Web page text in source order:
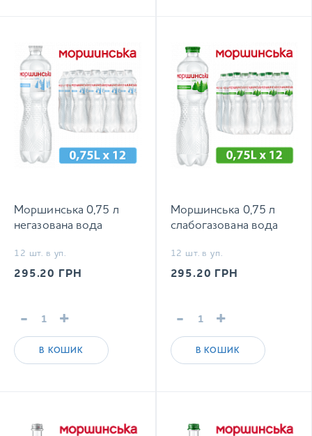
Моршинська 0,75 л
негазована вода
12 шт. в уп.
295.20 ГРН
- +
В КОШИК
Моршинська 0,75 л
слабогазована вода
12 шт. в уп.
295.20 ГРН
- +
В КОШИК